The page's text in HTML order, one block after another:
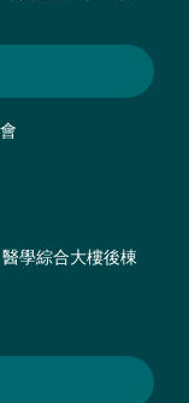
學綜合大樓後棟